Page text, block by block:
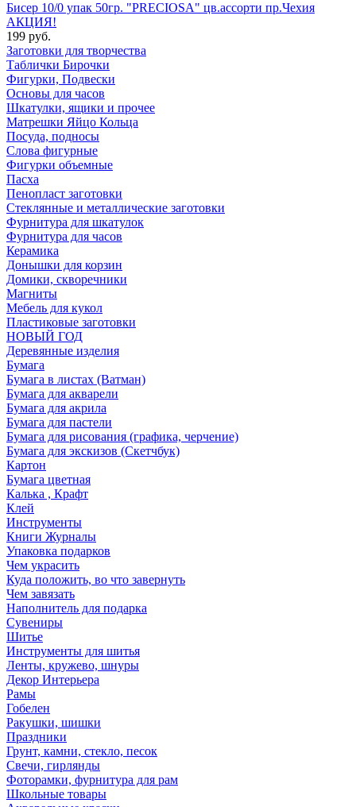
Бисер 10/0 упак 50гр. "PRECIOSA" цв.ассорти пр.Чехия
АКЦИЯ!
199 руб.
Заготовки для творчества
Таблички Бирочки
Фигурки, Подвески
Основы для часов
Шкатулки, ящики и прочее
Матрешки Яйцо Кольца
Посуда, подносы
Слова фигурные
Фигурки объемные
Пасха
Пенопласт заготовки
Стеклянные и металлические заготовки
Фурнитура для шкатулок
Фурнитура для часов
Керамика
Донышки для корзин
Домики, скворечники
Магниты
Мебель для кукол
Пластиковые заготовки
НОВЫЙ ГОД
Деревянные изделия
Бумага
Бумага в листах (Ватман)
Бумага для акварели
Бумага для акрила
Бумага для пастели
Бумага для рисования (графика, черчение)
Бумага для экскизов (Скетчбук)
Картон
Бумага цветная
Калька , Крафт
Клей
Инструменты
Книги Журналы
Упаковка подарков
Чем украсить
Куда положить, во что завернуть
Чем завязать
Наполнитель для подарка
Сувениры
Шитье
Инструменты для шитья
Ленты, кружево, шнуры
Декор Интерьера
Рамы
Гобелен
Ракушки, шишки
Праздники
Грунт, камни, стекло, песок
Свечи, гирлянды
Фоторамки, фурнитура для рам
Школьные товары